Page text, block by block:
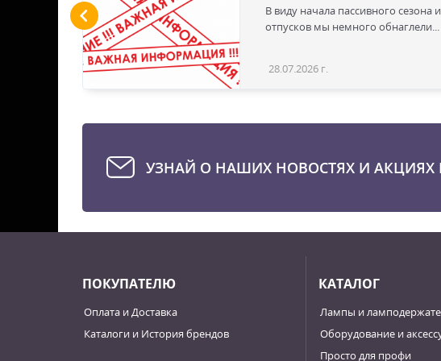
В виду начала пассивного сезона
отпусков мы немного обнаглели...
28.07.2026 г.
УЗНАЙ О НАШИХ НОВОСТЯХ И АКЦИЯХ
ПОКУПАТЕЛЮ
Оплата и Доставка
Каталоги и История брендов
КАТАЛОГ
Лампы и
Оборудование и
Просто для профи